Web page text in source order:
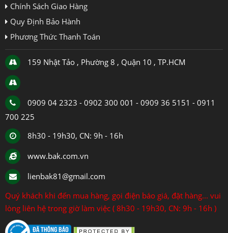
Chính Sách Giao Hàng
Quy Định Bảo Hành
Phương Thức Thanh Toán
159 Nhật Tảo , Phường 8 , Quận 10 , TP.HCM
0909 04 2323 - 0902 300 001 - 0909 36 5151 - 0911
700 225
8h30 - 19h30, CN: 9h - 16h
www.bak.com.vn
lienbak81@gmail.com
Quý khách khi đến mua hàng, gọi điện báo giá, đặt hàng... vui
lòng liên hệ trong giờ làm việc ( 8h30 - 19h30, CN: 9h - 16h )